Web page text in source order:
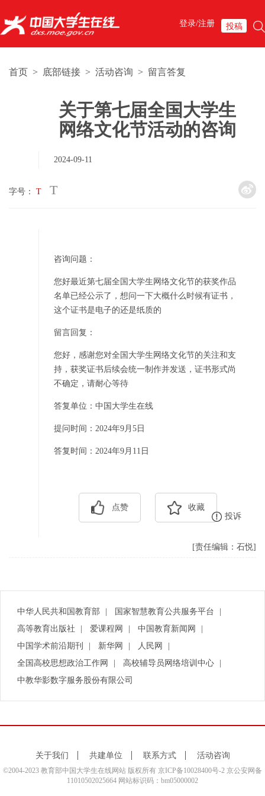
登录/注册 投稿
首页 > 底部链接 > 活动咨询 > 留言答复
关于第七届全国大学生
网络文化节活动的咨询
2024-09-11
字号： T T
咨询问题：
您好最近第七届全国大学生网络文化节的获奖作品
名单已经公示了，想问一下大概什么时候有证书，
这个证书是电子的还是纸质的
留言回复：
您好，感谢您对全国大学生网络文化节的关注和支
持，获奖证书后续会统一制作并发送，证书形式尚
不确定，请耐心等待
答复单位：中国大学生在线
提问时间：2024年9月5日
答复时间：2024年9月11日
点赞
收藏
投诉
[责任编辑：石悦]
中华人民共和国教育部 国家智慧教育公共服务平台
高等教育出版社
爱课程网 中国教育新闻网
中国学术前沿期刊
新华网 人民网
全国高校思想政治工作网
高校辅导员网络培训中心
中教华影数字服务股份有限公司
关于我们 共建单位 联系方式 活动咨询
©2004-2023 教育部中国大学生在线网站 版权所有 京ICP备10028400号-2 京公安网备
11010502025664 网站标识码：bm05000002